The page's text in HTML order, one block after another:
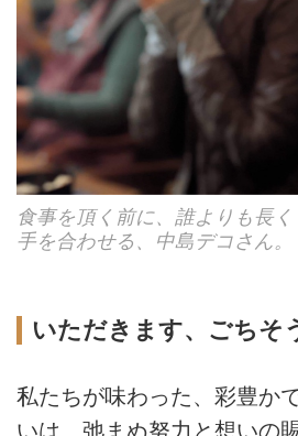
食事を頂く前に、誰よりも長
手を合わせる、中島デコさん。
いただきます、ごちそ
私たちが味わった、彩豊か
いは、弛まぬ努力と想いの